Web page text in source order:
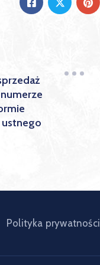
Polityka prywatności